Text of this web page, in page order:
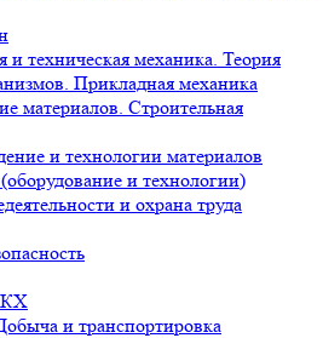
и техническая механика. Теория
Прикладная механика
материалов. Строительная
и технологии материалов
и технологии)
и охрана труда
и транспортировка